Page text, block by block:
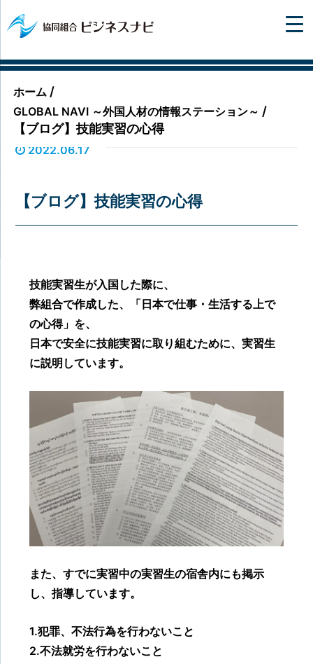
ホーム /
GLOBAL NAVI ～外国人材の情報ステーション～ /
【ブログ】技能実習の心得
2022.06.17
【ブログ】技能実習の心得
技能実習生が入国した際に、
弊組合で作成した、「日本で仕事・生活する上で
の心得」を、
日本で安全に技能実習に取り組むために、実習生
に説明しています。
また、すでに実習中の実習生の宿舎内にも掲示
し、指導しています。
1.犯罪、不法行為を行わないこと
2.不法就労を行わないこと